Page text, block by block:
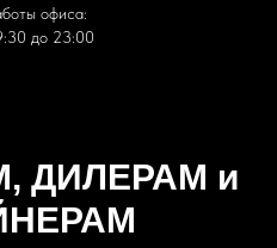
офиса:
до 23:00
ДИЛЕРАМ и